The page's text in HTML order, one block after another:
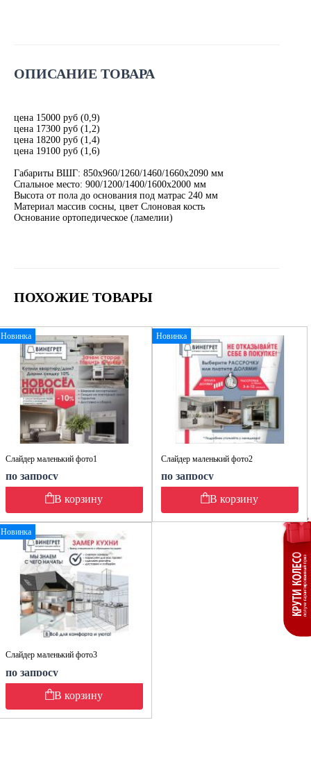
ОПИСАНИЕ ТОВАРА
цена 15000 руб (0,9)
цена 17300 руб (1,2)
цена 18200 руб (1,4)
цена 19100 руб (1,6)
Габариты ВШГ: 850х960/1260/1460/1660х2090 мм
Спальное место: 900/1200/1400/1600х2000 мм
Высота от пола до основания под матрас 240 мм
Материал массив сосны, цвет Слоновая кость
Основание ортопедическое (ламелии)
ПОХОЖИЕ ТОВАРЫ
Новинка
Слайдер маленький фото1
по запросу
В корзину
Новинка
Слайдер маленький фото2
по запросу
В корзину
Новинка
Слайдер маленький фото3
по запросу
В корзину